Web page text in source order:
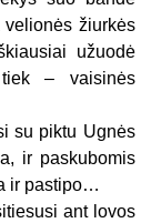
velionės žiurkės
užuodė
– vaisinės
su piktu Ugnės
ir paskubomis
ir pastipo…
ant lovos